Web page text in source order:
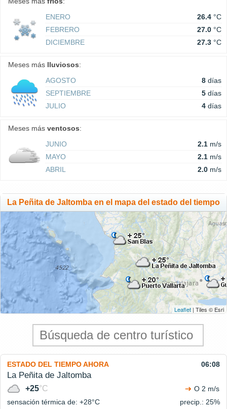
ENERO
26.4 °C
FEBRERO
27.0 °C
DICIEMBRE
27.3 °C
Meses más lluviosos:
AGOSTO
8 días
SEPTIEMBRE
5 días
JULIO
4 días
Meses más ventosos:
JUNIO
2.1 m/s
MAYO
2.1 m/s
ABRIL
2.0 m/s
La Peñita de Jaltomba en el mapa del estado del tiempo
Leaflet | Tiles © Esri
ESTADO DEL TIEMPO AHORA 06:08
La Peñita de Jaltomba
+25°C
O 2 m/s
sensación térmica de: +28°C precip.: 25%